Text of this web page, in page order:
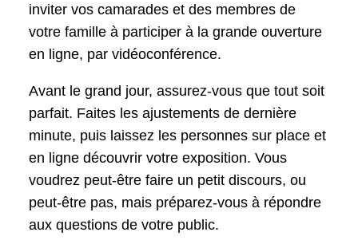
inviter vos camarades et des membres de
votre famille à participer à la grande ouverture
en ligne, par vidéoconférence.
Avant le grand jour, assurez-vous que tout soit
parfait. Faites les ajustements de dernière
minute, puis laissez les personnes sur place et
en ligne découvrir votre exposition. Vous
voudrez peut-être faire un petit discours, ou
peut-être pas, mais préparez-vous à répondre
aux questions de votre public.